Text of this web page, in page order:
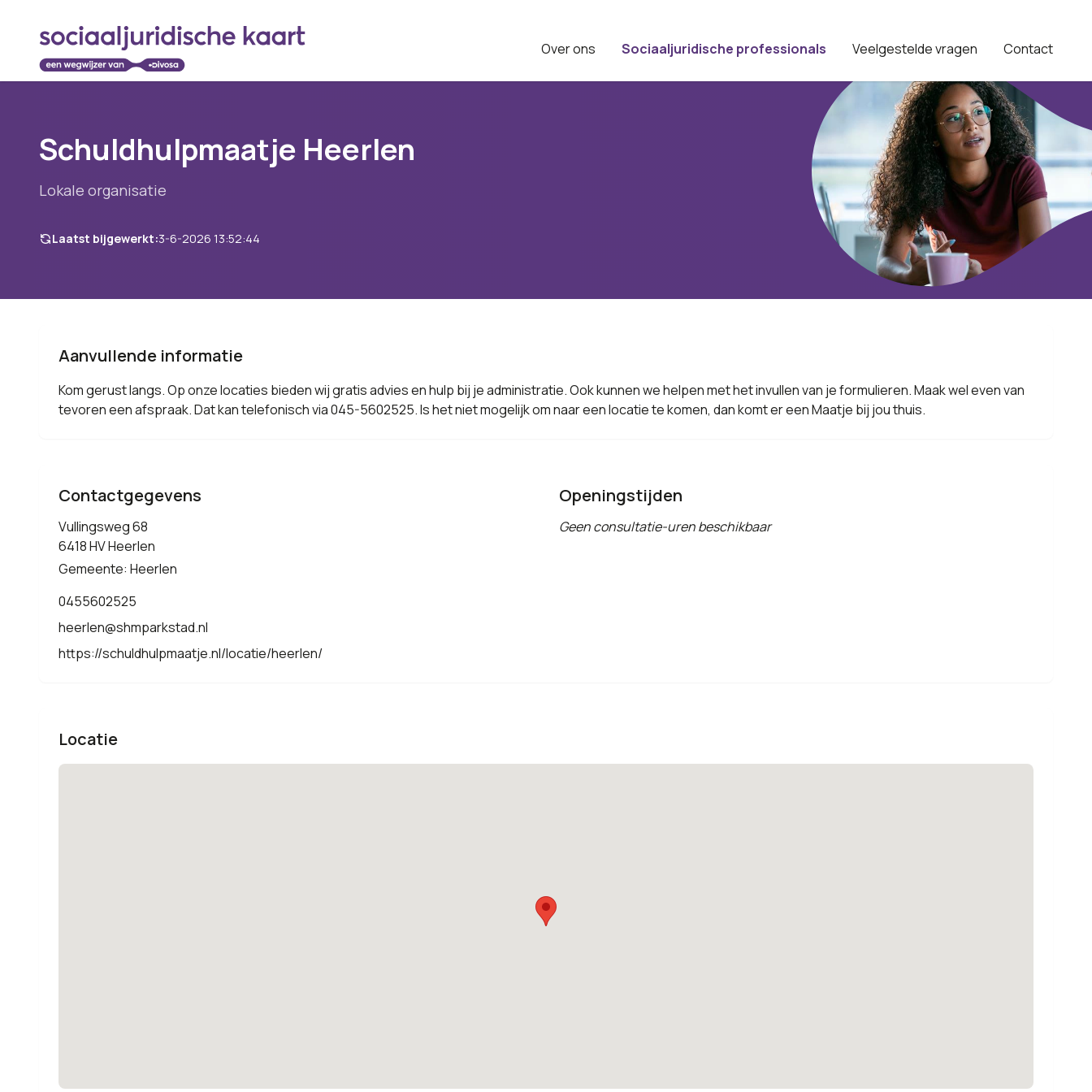
Over ons Sociaaljuridische professionals Veelgestelde vragen Contact
Schuldhulpmaatje Heerlen
Lokale organisatie
Laatst bijgewerkt:3-6-2026 13:52:44
Aanvullende informatie
Kom gerust langs. Op onze locaties bieden wij gratis advies en hulp bij je administratie. Ook kunnen we helpen met het invullen van je formulieren. Maak wel even van
tevoren een afspraak. Dat kan telefonisch via 045-5602525. Is het niet mogelijk om naar een locatie te komen, dan komt er een Maatje bij jou thuis.
Contactgegevens
Vullingsweg 68
6418 HV Heerlen
Gemeente: Heerlen
0455602525
heerlen@shmparkstad.nl
https://schuldhulpmaatje.nl/locatie/heerlen/
Openingstijden
Geen consultatie-uren beschikbaar
Locatie